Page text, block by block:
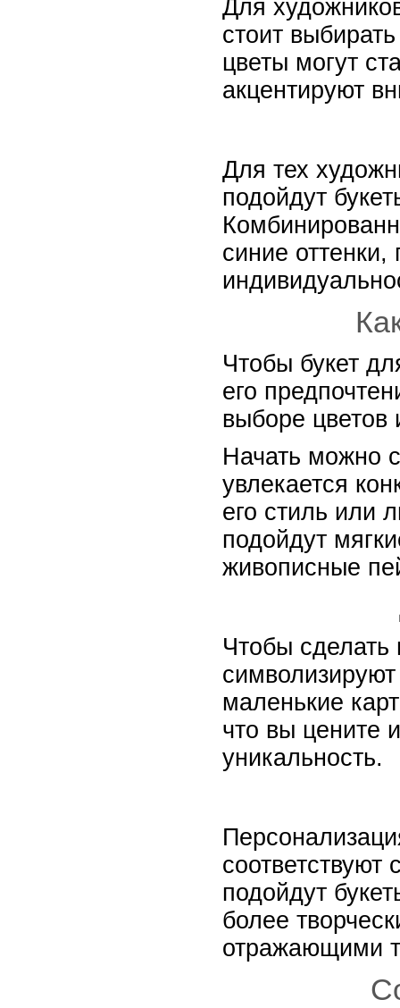
Для
стоит
цветы могут
акцентируют
Для тех
подойдут
синие
Чтобы букет
его
выборе цветов
Начать можно
увлекается
его стиль или
подойдут
живописные
Чтобы
маленькие
что вы цените
уникальность.
подойдут
более
отражающими